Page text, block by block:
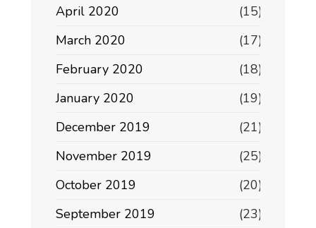
April 2020
(15)
March 2020
(17)
February 2020
(18)
January 2020
(19)
December 2019
(21)
November 2019
(25)
October 2019
(20)
September 2019
(23)